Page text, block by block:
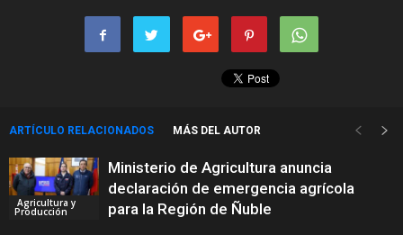
ARTÍCULO RELACIONADOS MÁS DEL AUTOR
Agricultura y
Producción
Ministerio de Agricultura anuncia
declaración de emergencia agrícola
para la Región de Ñuble